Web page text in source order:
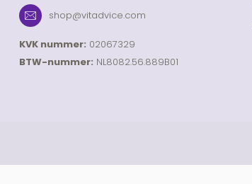
shop@vitadvice.com
KVK nummer: 02067329
BTW-nummer: NL8082.56.889B01